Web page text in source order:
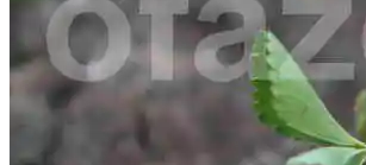
Удобрения Для Перца:
Нормы И Особенности